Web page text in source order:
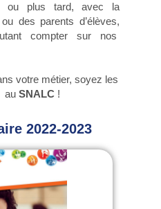
ou plus tard, avec la
des parents d’élèves,
compter sur nos
votre métier, soyez les
au SNALC!
2022-2023